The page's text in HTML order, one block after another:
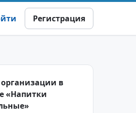
Регистрация
в
«Напитки